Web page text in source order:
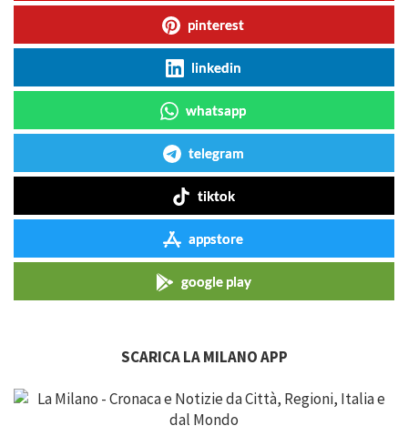
pinterest
linkedin
whatsapp
telegram
tiktok
appstore
google play
SCARICA LA MILANO APP